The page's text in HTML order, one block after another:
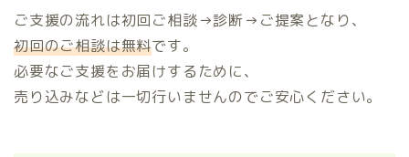
ご支援の流れは初回ご相談→診断→ご提案となり、
初回のご相談は無料です。
必要なご支援をお届けするために、
売り込みなどは一切行いませんのでご安心ください。